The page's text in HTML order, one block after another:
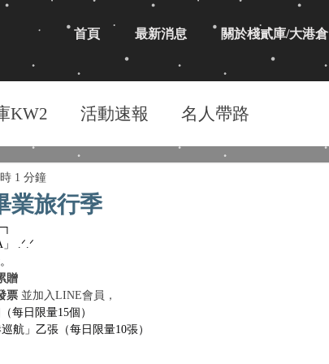
首頁 最新消息 關於棧貳庫/大港倉
KW2 活動速報 名人帶路
業旅行季
1 分鐘
.ᐟ‪‪.ᐟ
贈
票 並加入LINE會員，
每日限量15個）
巡航」乙張（每日限量10張）